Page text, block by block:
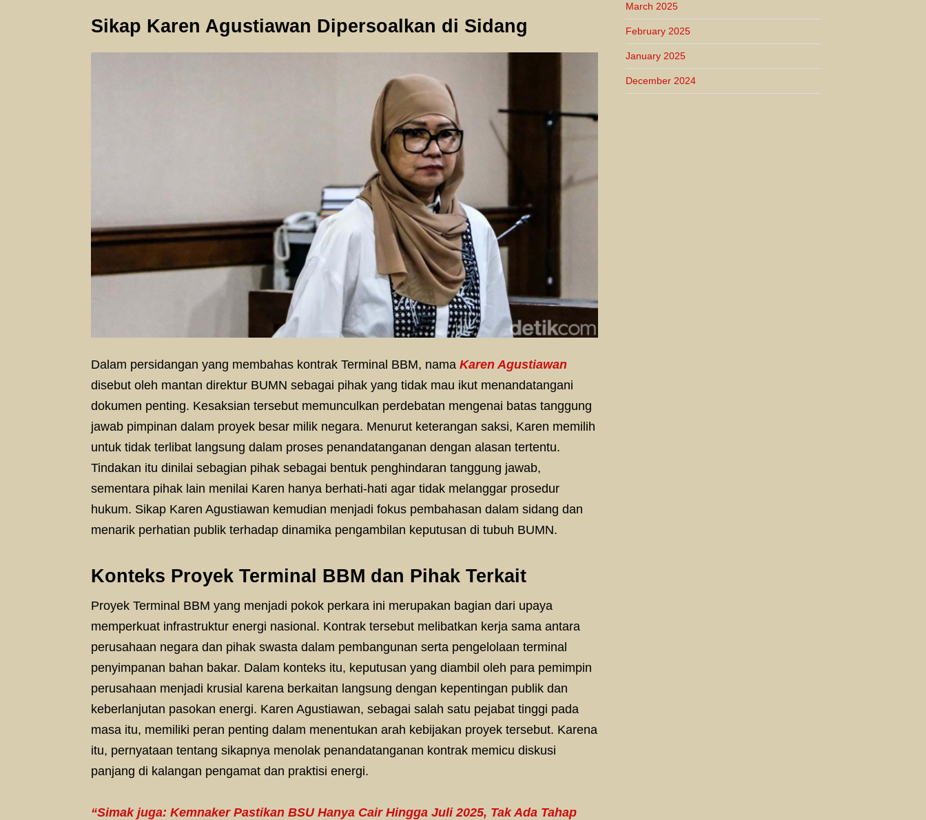
Sikap Karen Agustiawan Dipersoalkan di Sidang
Dalam persidangan yang membahas kontrak Terminal BBM, nama Karen Agustiawan
disebut oleh mantan direktur BUMN sebagai pihak yang tidak mau ikut menandatangani
dokumen penting. Kesaksian tersebut memunculkan perdebatan mengenai batas tanggung
jawab pimpinan dalam proyek besar milik negara. Menurut keterangan saksi, Karen memilih
untuk tidak terlibat langsung dalam proses penandatanganan dengan alasan tertentu.
Tindakan itu dinilai sebagian pihak sebagai bentuk penghindaran tanggung jawab,
sementara pihak lain menilai Karen hanya berhati-hati agar tidak melanggar prosedur
hukum. Sikap Karen Agustiawan kemudian menjadi fokus pembahasan dalam sidang dan
menarik perhatian publik terhadap dinamika pengambilan keputusan di tubuh BUMN.
Konteks Proyek Terminal BBM dan Pihak Terkait
Proyek Terminal BBM yang menjadi pokok perkara ini merupakan bagian dari upaya
memperkuat infrastruktur energi nasional. Kontrak tersebut melibatkan kerja sama antara
perusahaan negara dan pihak swasta dalam pembangunan serta pengelolaan terminal
penyimpanan bahan bakar. Dalam konteks itu, keputusan yang diambil oleh para pemimpin
perusahaan menjadi krusial karena berkaitan langsung dengan kepentingan publik dan
keberlanjutan pasokan energi. Karen Agustiawan, sebagai salah satu pejabat tinggi pada
masa itu, memiliki peran penting dalam menentukan arah kebijakan proyek tersebut. Karena
itu, pernyataan tentang sikapnya menolak penandatanganan kontrak memicu diskusi
panjang di kalangan pengamat dan praktisi energi.
“Simak juga: Kemnaker Pastikan BSU Hanya Cair Hingga Juli 2025, Tak Ada Tahap
March 2025
February 2025
January 2025
December 2024